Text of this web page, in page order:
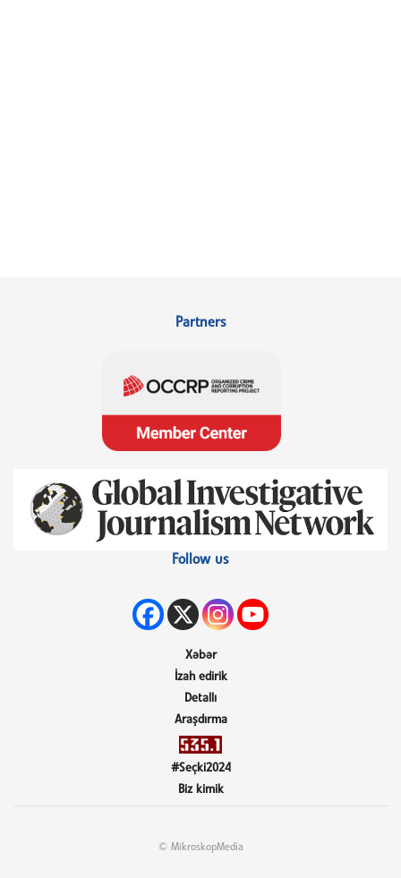
Partners
Follow us
Xəbər
İzah edirik
Detallı
Araşdırma
#Seçki2024
Biz kimik
© MikroskopMedia